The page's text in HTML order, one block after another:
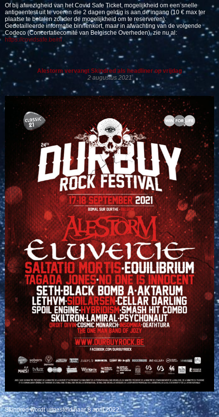
Of bij afwezigheid van het Covid Safe Ticket, mogelijkheid om een ​​snelle
antigeentest uit te voeren die 2 dagen geldig is aan de ingang (10 € max ter
plaatse te betalen zonder de mogelijkheid om te reserveren).
Gedetailleerde informatie binnenkort, maar in afwachting van de volgende
Codeco (Concertatiecomité van Belgische Overheden), zie nu al:
https://covidsafe.be/nl
Alestorm vervangt Skindred als headliner op vrijdag
2 augustus 2021
Skindred wordt uitgesteld naar 8 april 2022